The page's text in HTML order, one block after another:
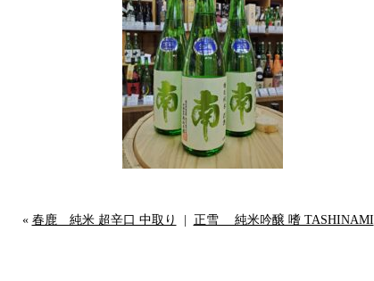
« 春鹿 純米 超辛口 中取り 正雪 純米吟醸 嗜 TASHINAMI